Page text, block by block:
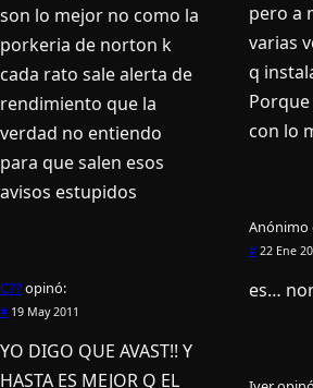
son lo mejor no como la
porkeria de norton k
cada rato sale alerta de
rendimiento que la
verdad no entiendo
para que salen esos
avisos estupidos
C??opinó:
# 19 May 2011
YO DIGO QUE AVAST!! Y
HASTA ES MEJOR Q EL
pero a
varias
q
con lo
Anónimo
#22 Ene
es…